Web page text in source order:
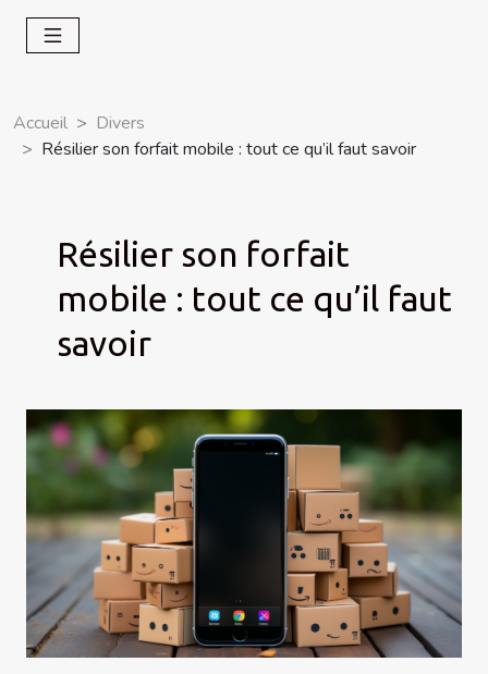
Accueil
Divers
Résilier son forfait mobile : tout ce qu’il faut savoir
Résilier son forfait
mobile : tout ce qu’il faut
savoir